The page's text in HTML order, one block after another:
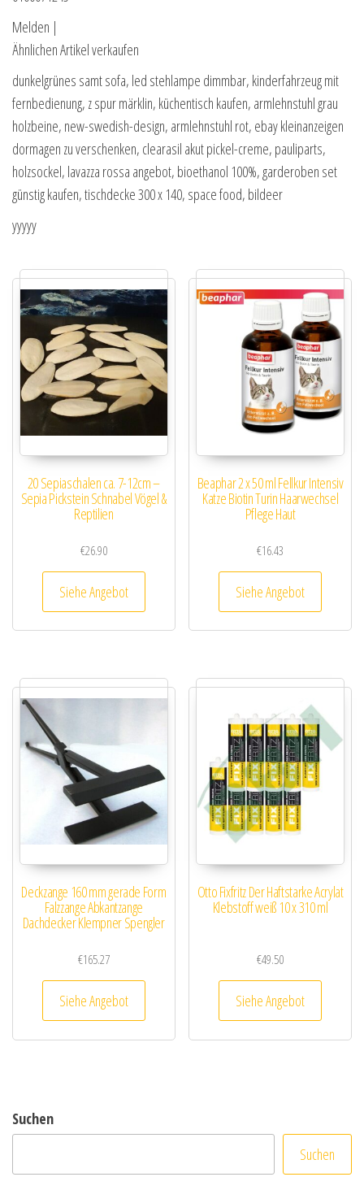
Melden |
Ähnlichen Artikel verkaufen
dunkelgrünes samt sofa, led stehlampe dimmbar, kinderfahrzeug mit
fernbedienung, z spur märklin, küchentisch kaufen, armlehnstuhl grau
holzbeine, new-swedish-design, armlehnstuhl rot, ebay kleinanzeigen
dormagen zu verschenken, clearasil akut pickel-creme, pauliparts,
holzsockel, lavazza rossa angebot, bioethanol 100%, garderoben set
günstig kaufen, tischdecke 300 x 140, space food, bildeer
yyyyy
20 Sepiaschalen ca. 7-12cm –
Sepia Pickstein Schnabel Vögel &
Reptilien
€26.90
Siehe Angebot
Beaphar 2 x 50 ml Fellkur Intensiv
Katze Biotin Turin Haarwechsel
Pflege Haut
€16.43
Siehe Angebot
Deckzange 160 mm gerade Form
Falzzange Abkantzange
Dachdecker Klempner Spengler
€165.27
Siehe Angebot
Otto Fixfritz Der Haftstarke Acrylat
Klebstoff weiß 10 x 310 ml
€49.50
Siehe Angebot
Suchen
Suchen